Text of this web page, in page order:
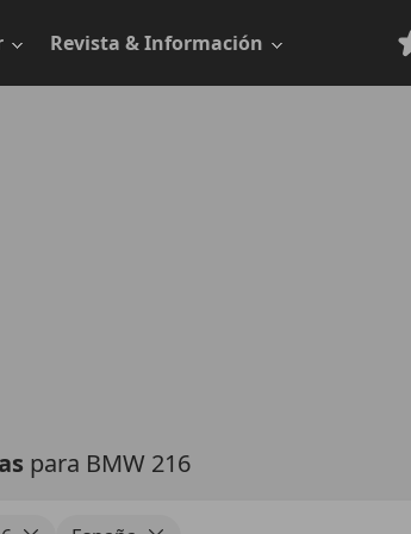
Revista & Información
para BMW 216